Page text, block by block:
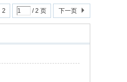
2 / 2 页 下一页